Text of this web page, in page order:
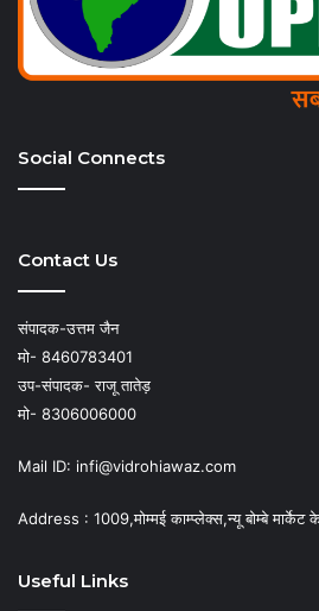
Social Connects
Contact Us
संपादक-उत्तम जैन
मो- 8460783401
उप-संपादक- राजू तातेड़
मो- 8306006000
Mail ID: infi@vidrohiawaz.com
Address : 1009,मोम्मई काम्प्लेक्स,न्यू बोम्बे
Useful Links